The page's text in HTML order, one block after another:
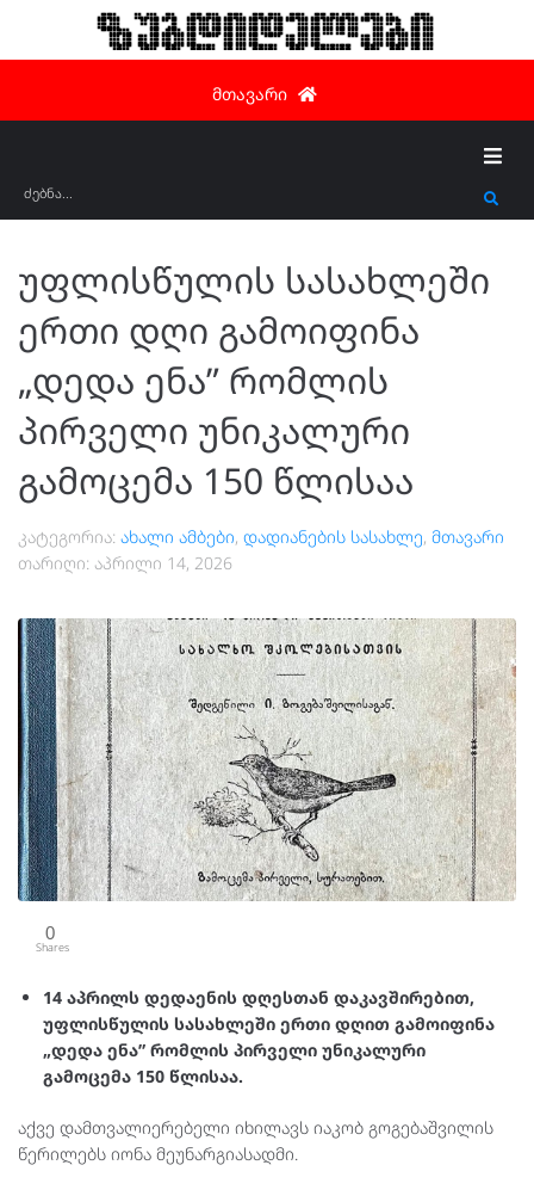
ზუგდიდელები
მთავარი
უფლისწულის სასახლეში
ერთი დღი გამოიფინა
„დედა ენა” რომლის
პირველი უნიკალური
გამოცემა 150 წლისაა
კატეგორია: ახალი ამბები, დადიანების სასახლე, მთავარი
თარიღი: აპრილი 14, 2026
0
Shares
14 აპრილს დედაენის დღესთან დაკავშირებით,
უფლისწულის სასახლეში ერთი დღით გამოიფინა
„დედა ენა” რომლის პირველი უნიკალური
გამოცემა 150 წლისაა.
აქვე დამთვალიერებელი იხილავს იაკობ გოგებაშვილის
წერილებს იონა მეუნარგიასადმი.